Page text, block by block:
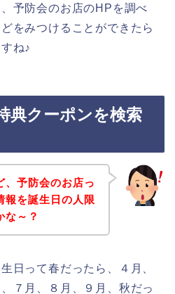
予防会のお店のHPを調べ
をみつけることができたら
ね♪
典クーポンを検索
、予防会のお店っ
報を誕生日の人限
な～？
日って春だったら、４月、
７月、８月、９月、秋だっ